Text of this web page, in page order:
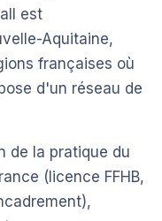
est
Aquitaine,
françaises où
d'un réseau de
de la pratique du
(licence FFHB,